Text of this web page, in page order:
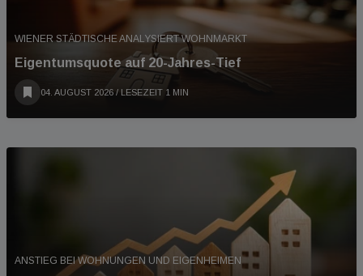
WIENER STÄDTISCHE ANALYSIERT WOHNMARKT
Eigentumsquote auf 20-Jahres-Tief
04. AUGUST 2026 / LESEZEIT 1 MIN
ANSTIEG BEI WOHNUNGEN UND EIGENHEIMEN